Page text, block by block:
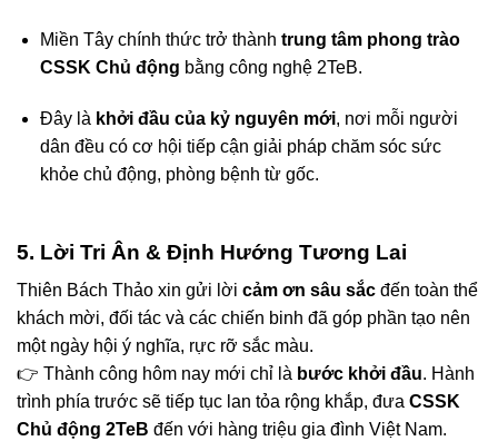
Miền Tây chính thức trở thành trung tâm phong trào
CSSK Chủ động bằng công nghệ 2TeB.
Đây là khởi đầu của kỷ nguyên mới, nơi mỗi người
dân đều có cơ hội tiếp cận giải pháp chăm sóc sức
khỏe chủ động, phòng bệnh từ gốc.
5. Lời Tri Ân & Định Hướng Tương Lai
Thiên Bách Thảo xin gửi lời cảm ơn sâu sắc đến toàn thể
khách mời, đối tác và các chiến binh đã góp phần tạo nên
một ngày hội ý nghĩa, rực rỡ sắc màu.
👉 Thành công hôm nay mới chỉ là bước khởi đầu. Hành
trình phía trước sẽ tiếp tục lan tỏa rộng khắp, đưa CSSK
Chủ động 2TeB đến với hàng triệu gia đình Việt Nam.